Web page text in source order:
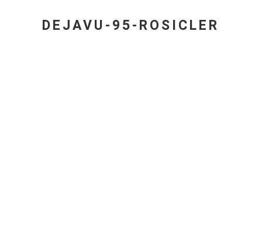
DEJAVU-95-ROSICLER